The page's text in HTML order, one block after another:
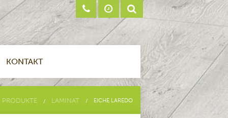
KONTAKT
PRODUKTE LAMINAT EICHE LAREDO